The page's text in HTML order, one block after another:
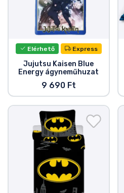
Elérhető Express
Jujutsu Kaisen Blue
Energy ágyneműhuzat
9 690 Ft